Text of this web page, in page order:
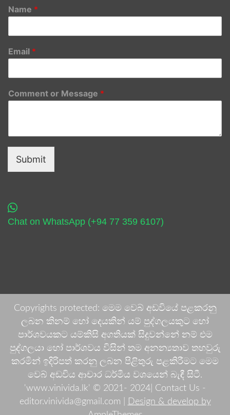
Name *
Email *
Comment or Message *
Submit
Chat on WhatsApp (+94 77 359 6107)
Copyrights protected: මෙම වෙබ් අඩවියේ පළකරනු
ලබන කිනම් හෝ දෙයකින් යම් පුද්ගලයකුට හෝ
පාර්ශවයකට යම්කිසි අගතියක් සිදුවන්නේ නම් එම
පුද්ගලයා හෝ පාර්ශවය විසින් තම අනන්‍යතාව තහවුරු
කරමින් ඉදිරිපත් කරනු ලබන පිළිතුරු පළකිරීමට මෙම
වෙබ් අඩවිය ආචාර ධර්මීය වශයෙන් බැඳී සිටී.
'www.vinivida.lk' © 2021- 2024| Contact Us -
editor.vinivida@gmail.com |
Design & develop by